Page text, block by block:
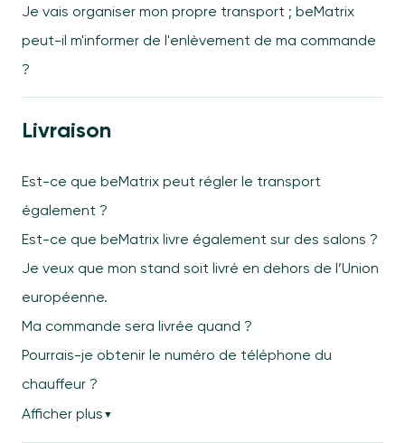
Je vais organiser mon propre transport ; beMatrix
peut-il m'informer de l'enlèvement de ma commande
?
Livraison
Est-ce que beMatrix peut régler le transport
également ?
Est-ce que beMatrix livre également sur des salons ?
Je veux que mon stand soit livré en dehors de l’Union
européenne.
Ma commande sera livrée quand ?
Pourrais-je obtenir le numéro de téléphone du
chauffeur ?
Afficher plus ▼